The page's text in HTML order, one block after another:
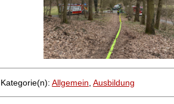
Kategorie(n): Allgemein Ausbildung